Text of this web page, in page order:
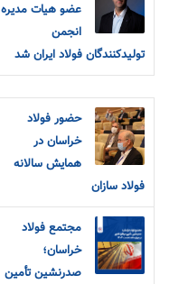
عضو هیات مدیره
انجمن
تولیدکنندگان فولاد ایران شد
حضور فولاد
خراسان در
همایش سالانه
فولاد سازان
مجتمع فولاد
خراسان؛
صدرنشین تأمین